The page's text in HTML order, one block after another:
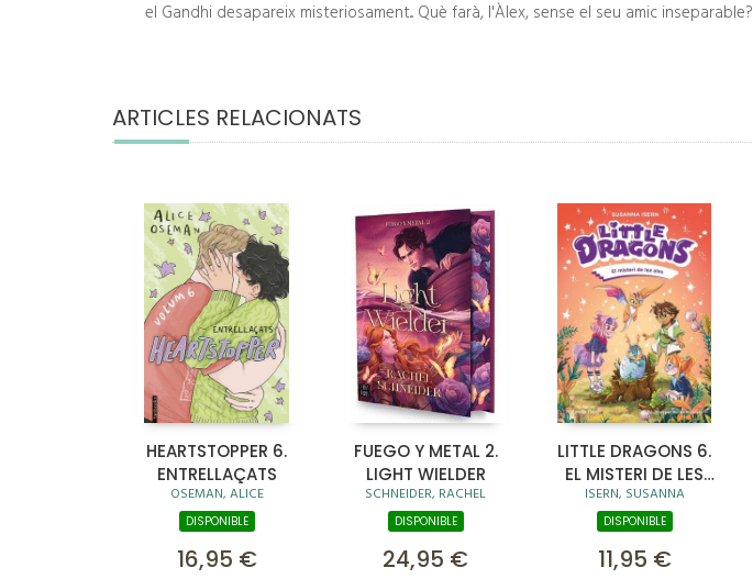
el Gandhi desapareix misteriosament... Què farà, l'Àlex, sense el seu amic inseparable?
ARTICLES RELACIONATS
HEARTSTOPPER 6.
ENTRELLAÇATS
OSEMAN, ALICE
DISPONIBLE
16,95 €
FUEGO Y METAL 2.
LIGHT WIELDER
SCHNEIDER, RACHEL
DISPONIBLE
24,95 €
LITTLE DRAGONS 6.
EL MISTERI DE LES
ALES
ISERN, SUSANNA
DISPONIBLE
11,95 €